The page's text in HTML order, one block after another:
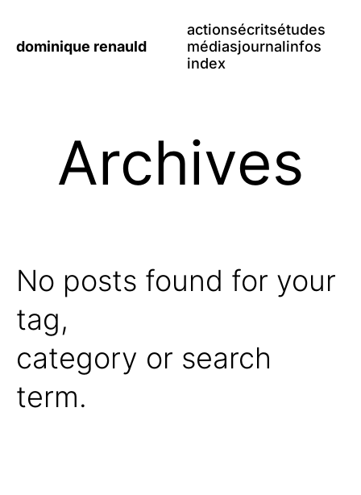
dominique renauld
actionsécritsétudes
médiasjournalinfos
index
Archives
No posts found for your
tag,
category or search
term.